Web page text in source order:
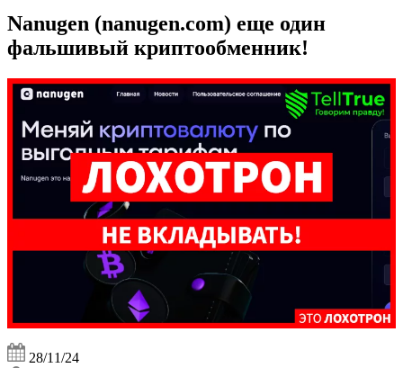
Nanugen (nanugen.com) еще один
фальшивый криптообменник!
28/11/24